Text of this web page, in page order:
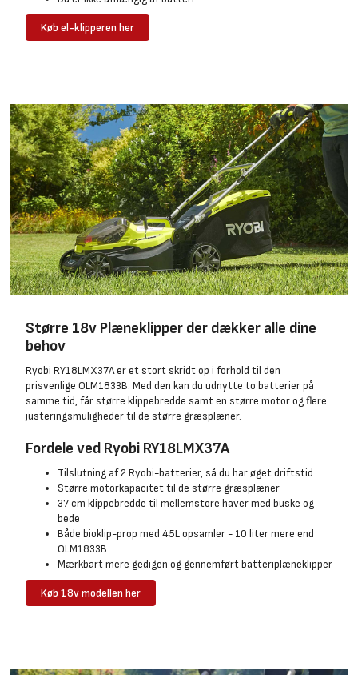
Køb el-klipperen her
Større 18v Plæneklipper der dækker alle dine
behov
Ryobi RY18LMX37A er et stort skridt op i forhold til den
prisvenlige OLM1833B. Med den kan du udnytte to batterier på
samme tid, får større klippebredde samt en større motor og flere
justeringsmuligheder til de større græsplæner.
Fordele ved Ryobi RY18LMX37A
Tilslutning af 2 Ryobi-batterier, så du har øget driftstid
Større motorkapacitet til de større græsplæner
37 cm klippebredde til mellemstore haver med buske og
bede
Både bioklip-prop med 45L opsamler - 10 liter mere end
OLM1833B
Mærkbart mere gedigen og gennemført batteriplæneklipper
Køb 18v modellen her